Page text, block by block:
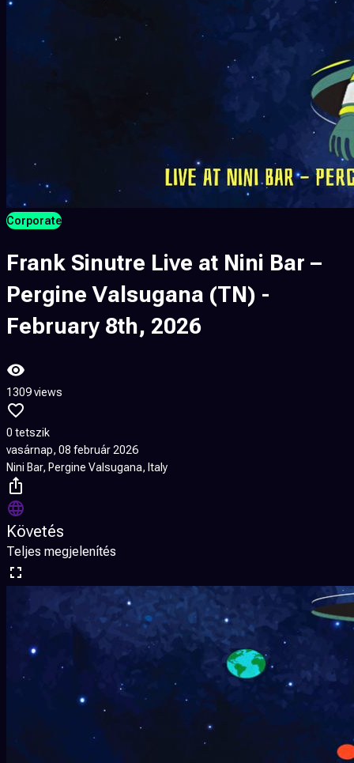
Corporate
Frank Sinutre Live at Nini Bar –
Pergine Valsugana (TN) -
February 8th, 2026
1309 views
0 tetszik
vasárnap, 08 február 2026
Nini Bar, Pergine Valsugana, Italy
Követés
Teljes megjelenítés